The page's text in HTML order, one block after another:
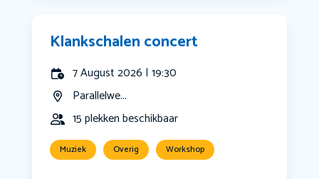
Klankschalen concert
7 August 2026 | 19:30
Parallelwe...
15 plekken beschikbaar
Muziek Overig Workshop